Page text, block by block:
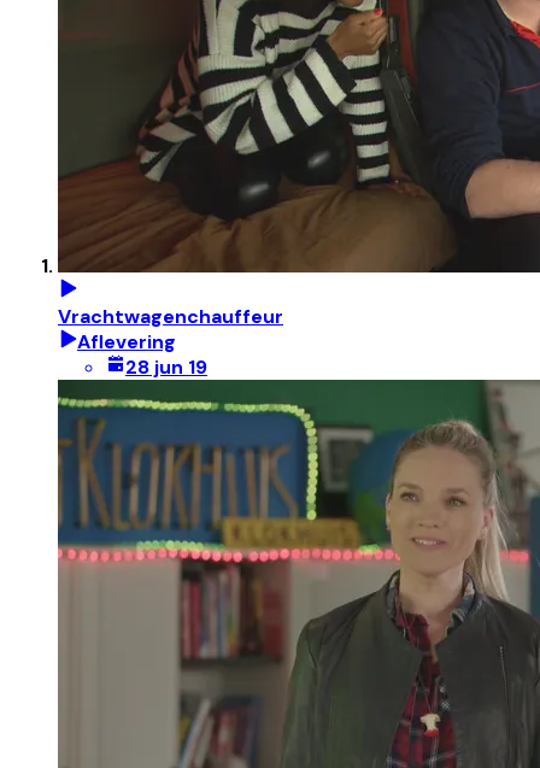
Vrachtwagenchauffeur
Aflevering
28 jun 19